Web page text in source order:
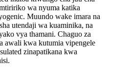
wa nyuma katika
Muundo wake imara na
utendaji wa kuaminika, na
vya thamani. Chaguo za
awali kwa kutumia vipengele
zinapatikana kwa